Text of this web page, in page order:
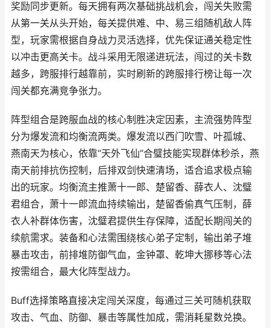
奖励同步更新。每天拥有两次基础挑战机会，闯关失败需
从第一关从头开始，每关提供难、中、易三组随机敌人阵
型，玩家需根据自身战力灵活选择，优先保证通关稳定性
以冲击更高关卡。战斗采用无限递进玩法，闯过的关卡数
越多，跨服排行越靠前，实时刷新的跨服排行榜让每一次
闯关都充满竞争张力。
阵型组合是跨服血战的核心制胜决定因素，主流强势阵型
分为爆发流和均衡流两类。爆发流以西门吹雪、叶孤城、
燕南天为核心，依靠“天外飞仙”合璧技能实现群体秒杀，燕
南天前排抗伤控制，后排双剑快速清场，适合追求极点输
出的玩家。均衡流主推萧十一郎、楚留香、薛衣人、沈璧
君组合，萧十一郎流血持续输出，楚留香偷真气压制，薛
衣人补群体伤害，沈璧君提供生存保障，适配长期闯关的
续航需求。装备和心法需围绕核心弟子定制，输出弟子堆
暴击攻击，前排堆防御气血，金钟罩、乾坤大挪移等心法
按需组合，最大化阵型战力。
Buff选择策略直接决定闯关深度，每通过三关可随机获取
攻击、气血、防御、暴击等属性加成，需消耗星数兑换。